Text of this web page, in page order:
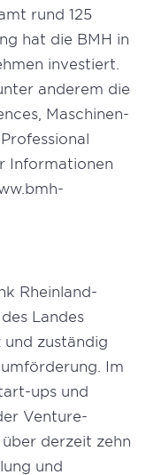
rund 125
hat die BMH in
investiert.
anderem die
Maschinen-
Informationen
Rheinland-
Landes
und zuständig
Im
ups und
Venture-
derzeit zehn
und